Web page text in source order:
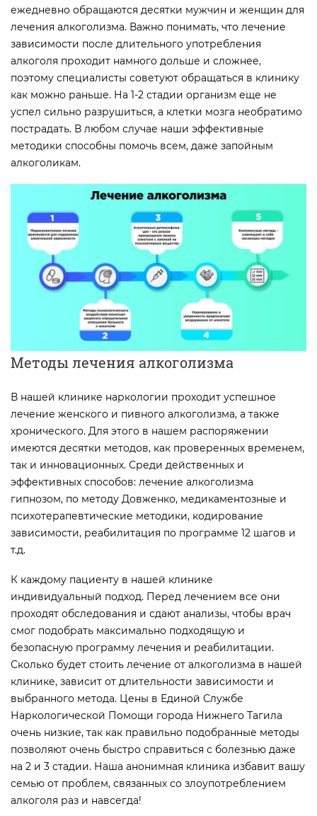
ежедневно обращаются десятки мужчин и женщин для
лечения алкоголизма. Важно понимать, что лечение
зависимости после длительного употребления
алкоголя проходит намного дольше и сложнее,
поэтому специалисты советуют обращаться в клинику
как можно раньше. На 1-2 стадии организм еще не
успел сильно разрушиться, а клетки мозга необратимо
пострадать. В любом случае наши эффективные
методики способны помочь всем, даже запойным
алкоголикам.
Методы лечения алкоголизма
В нашей клинике наркологии проходит успешное
лечение женского и пивного алкоголизма, а также
хронического. Для этого в нашем распоряжении
имеются десятки методов, как проверенных временем,
так и инновационных. Среди действенных и
эффективных способов: лечение алкоголизма
гипнозом, по методу Довженко, медикаментозные и
психотерапевтические методики, кодирование
зависимости, реабилитация по программе 12 шагов и
т.д.
К каждому пациенту в нашей клинике
индивидуальный подход. Перед лечением все они
проходят обследования и сдают анализы, чтобы врач
смог подобрать максимально подходящую и
безопасную программу лечения и реабилитации.
Сколько будет стоить лечение от алкоголизма в нашей
клинике, зависит от длительности зависимости и
выбранного метода. Цены в Единой Службе
Наркологической Помощи города Нижнего Тагила
очень низкие, так как правильно подобранные методы
позволяют очень быстро справиться с болезнью даже
на 2 и 3 стадии. Наша анонимная клиника избавит вашу
семью от проблем, связанных со злоупотреблением
алкоголя раз и навсегда!